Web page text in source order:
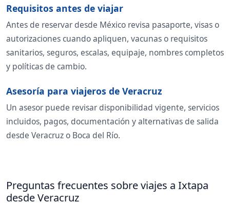
Requisitos antes de viajar
Antes de reservar desde México revisa pasaporte, visas o
autorizaciones cuando apliquen, vacunas o requisitos
sanitarios, seguros, escalas, equipaje, nombres completos
y políticas de cambio.
Asesoría para viajeros de Veracruz
Un asesor puede revisar disponibilidad vigente, servicios
incluidos, pagos, documentación y alternativas de salida
desde Veracruz o Boca del Río.
Preguntas frecuentes sobre viajes a Ixtapa
desde Veracruz